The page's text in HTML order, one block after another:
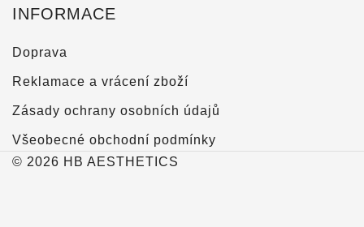
INFORMACE
Doprava
Reklamace a vrácení zboží
Zásady ochrany osobních údajů
Všeobecné obchodní podmínky
© 2026 HB AESTHETICS